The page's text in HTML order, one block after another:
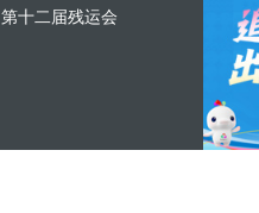
第十二届残运会